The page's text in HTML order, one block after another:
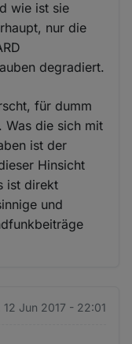
wie ist sie
nur die
degradiert.
für dumm
Was die sich mit
ist der
Hinsicht
ist direkt
und
12 Jun 2017 - 22:01